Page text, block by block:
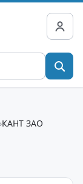
КАНТ ЗАО